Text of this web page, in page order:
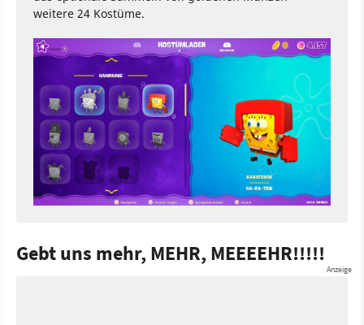
weitere 24 Kostüme.
Gebt uns mehr, MEHR, MEEEEHR!!!!!